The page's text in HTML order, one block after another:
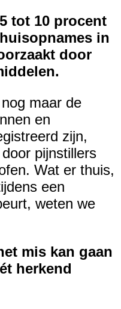
tot 10 procent
in
door
maar de
en
zijn,
pijnstillers
Wat er thuis,
een
weten we
mis kan gaan
herkend